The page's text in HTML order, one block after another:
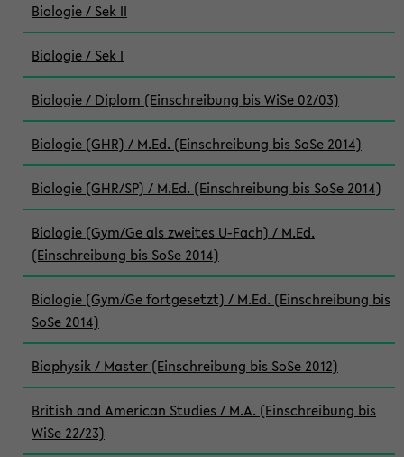
Biologie / Sek II
Biologie / Sek I
Biologie / Diplom (Einschreibung bis WiSe 02/03)
Biologie (GHR) / M.Ed. (Einschreibung bis SoSe 2014)
Biologie (GHR/SP) / M.Ed. (Einschreibung bis SoSe 2014)
Biologie (Gym/Ge als zweites U-Fach) / M.Ed.
(Einschreibung bis SoSe 2014)
Biologie (Gym/Ge fortgesetzt) / M.Ed. (Einschreibung bis
SoSe 2014)
Biophysik / Master (Einschreibung bis SoSe 2012)
British and American Studies / M.A. (Einschreibung bis
WiSe 22/23)